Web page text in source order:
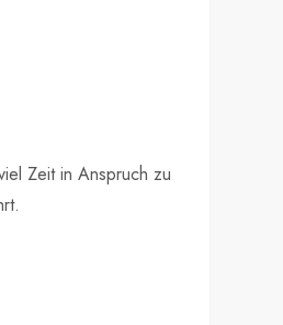
Zeit in Anspruch zu